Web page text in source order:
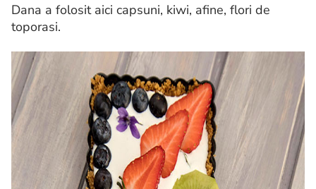
Dana a folosit aici capsuni, kiwi, afine, flori de
toporasi.